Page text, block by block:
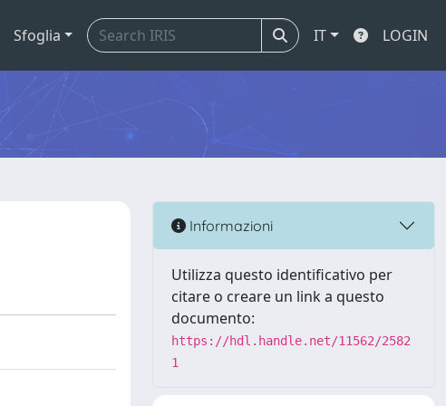
Sfoglia IT LOGIN
Informazioni
Utilizza questo identificativo per
citare o creare un link a questo
documento:
https://hdl.handle.net/11562/2582
1